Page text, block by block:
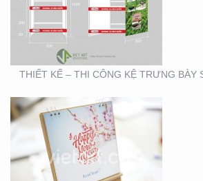
THIẾT KẾ – THI CÔNG KỆ TRƯNG BÀY
THIẾT KẾ VÀ SẢN XUẤT
LỊCH HTV